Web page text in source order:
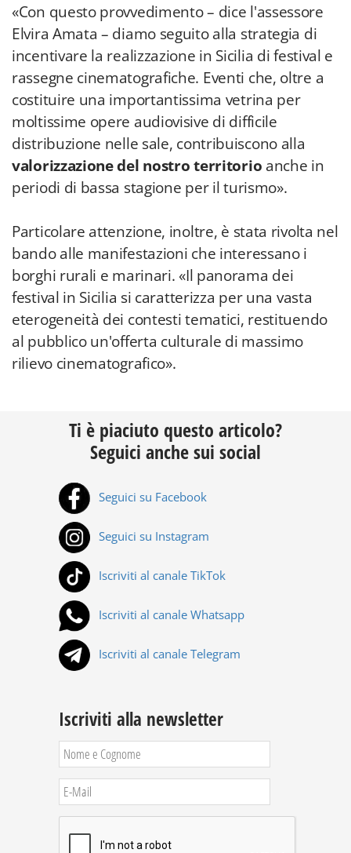
«Con questo provvedimento – dice l'assessore
Elvira Amata – diamo seguito alla strategia di
incentivare la realizzazione in Sicilia di festival e
rassegne cinematografiche. Eventi che, oltre a
costituire una importantissima vetrina per
moltissime opere audiovisive di difficile
distribuzione nelle sale, contribuiscono alla
valorizzazione del nostro territorio anche in
periodi di bassa stagione per il turismo».
Particolare attenzione, inoltre, è stata rivolta nel
bando alle manifestazioni che interessano i
borghi rurali e marinari. «Il panorama dei
festival in Sicilia si caratterizza per una vasta
eterogeneità dei contesti tematici, restituendo
al pubblico un'offerta culturale di massimo
rilievo cinematografico».
Ti è piaciuto questo articolo?
Seguici anche sui social
Seguici su Facebook
Seguici su Instagram
Iscriviti al canale TikTok
Iscriviti al canale Whatsapp
Iscriviti al canale Telegram
Iscriviti alla newsletter